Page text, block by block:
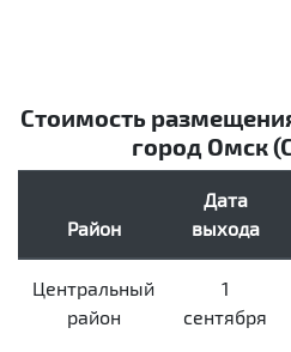
Стоимость
город Омск
Район
Дата
выхода
Центральный
район
1
сентября